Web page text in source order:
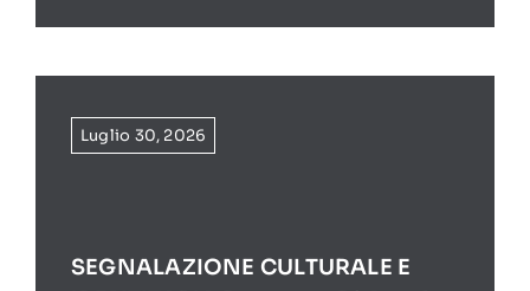
Luglio 30, 2026
SEGNALAZIONE CULTURALE E